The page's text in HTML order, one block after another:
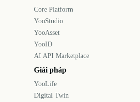
Core Platform
YooStudio
YooAsset
YooID
AI API Marketplace
Giải pháp
YooLife
Digital Twin